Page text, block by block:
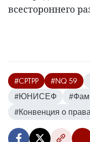
всестороннего
#CPTPP #NQ 59
#ЮНИСЕФ
#Фам
#Конвенция о